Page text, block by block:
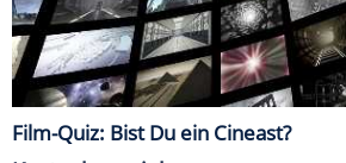
Film-Quiz: Bist Du ein Cineast?